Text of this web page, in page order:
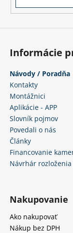
Informácie
Návody / Poradňa
Kontakty
Montážnici
Aplikácie - APP
Slovník pojmov
Povedali o nás
Články
Financovanie
Návrhár
Nakupovanie
Ako nakupovať
Nákup bez DPH